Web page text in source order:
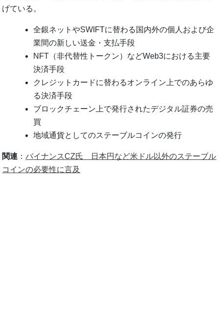
げている。
全銀ネットやSWIFTに替わる国内外の個人および企
業間の新しい送金・支払手段
NFT（非代替性トークン）などWeb3における主要
決済手段
クレジットカードに替わるオンライン上でのあらゆ
る決済手段
ブロックチェーン上で発行されたデジタル証券の売
買
地域通貨としてのステーブルコインの発行
関連 ：バイナンスCZ氏 日本円など米ドル以外のステーブル
コインの必要性に言及